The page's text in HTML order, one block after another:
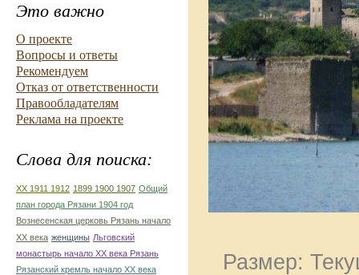
Это важно
О проекте
Вопросы и ответы
Рекомендуем
Отказ от ответственности
Правообладателям
Реклама на проекте
Слова для поиска:
XX 1911 1912 1899 1900 1907 Общий
план города Рязани 1904 год
Вознесенская церковь Рязань начало
ХХ века женщины Льговский
монастырь начало ХХ века Рязань
Рязанский кремль начало ХХ века
Размер: